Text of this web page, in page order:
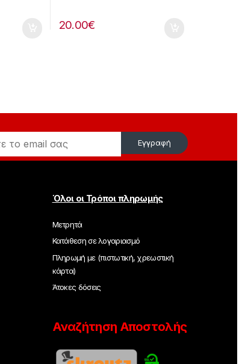
20.00€
Εγγραφή
Όλοι οι Τρόποι πληρωμής
Μετρητά
Κατάθεση σε λογαριασμό
Πληρωμή με (πιστωτική, χρεωστική
κάρτα)
Άτοκες δόσεις
Αναζήτηση Αποστολής